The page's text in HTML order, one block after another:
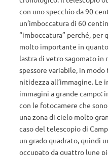
con uno specchio da 90
un’imboccatura di 60
“imboccatura” perché, per
molto importante in
lastra di vetro sagomato in
spessore variabile, in
nitidezza all’immagine. Le
immagini a grande campo:
con le fotocamere che
una zona di cielo molto
caso del telescopio di
un grado quadrato, quindi
occupato da quattro lune